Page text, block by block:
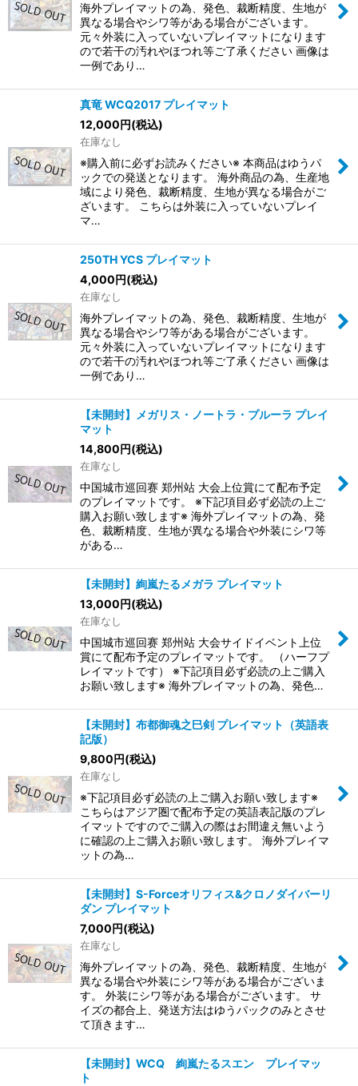
海外プレイマットの為、発色、裁断精度、生地が
異なる場合やシワ等がある場合がございます。
元々外装に入っていないプレイマットになります
ので若干の汚れやほつれ等ご了承ください 画像は
一例であり…
真竜 WCQ2017 プレイマット
12,000円(税込)
在庫なし
※購入前に必ずお読みください※ 本商品はゆうパ
ックでの発送となります。 海外商品の為、生産地
域により発色、裁断精度、生地が異なる場合がご
ざいます。 こちらは外装に入っていないプレイ
マ…
250TH YCS プレイマット
4,000円(税込)
在庫なし
海外プレイマットの為、発色、裁断精度、生地が
異なる場合やシワ等がある場合がございます。
元々外装に入っていないプレイマットになります
ので若干の汚れやほつれ等ご了承ください 画像は
一例であり…
【未開封】メガリス・ノートラ・プルーラ プレイ
マット
14,800円(税込)
在庫なし
中国城市巡回赛 郑州站 大会上位賞にて配布予定
のプレイマットです。 ※下記項目必ず必読の上ご
購入お願い致します※ 海外プレイマットの為、発
色、裁断精度、生地が異なる場合や外装にシワ等
がある…
【未開封】絢嵐たるメガラ プレイマット
13,000円(税込)
在庫なし
中国城市巡回赛 郑州站 大会サイドイベント上位
賞にて配布予定のプレイマットです。 （ハーフプ
レイマットです） ※下記項目必ず必読の上ご購入
お願い致します※ 海外プレイマットの為、発色…
【未開封】布都御魂之巳剣 プレイマット（英語表
記版）
9,800円(税込)
在庫なし
※下記項目必ず必読の上ご購入お願い致します※
こちらはアジア圏で配布予定の英語表記版のプレ
イマットですのでご購入の際はお間違え無いよう
に確認の上ご購入お願い致します。 海外プレイマ
ットの為…
【未開封】S-Forceオリフィス&クロノダイバーリ
ダン プレイマット
7,000円(税込)
在庫なし
海外プレイマットの為、発色、裁断精度、生地が
異なる場合や外装にシワ等がある場合がございま
す。 外装にシワ等がある場合がございます。 サ
イズの都合上、発送方法はゆうパックのみとさせ
て頂きます…
【未開封】WCQ 絢嵐たるスエン プレイマッ
ト